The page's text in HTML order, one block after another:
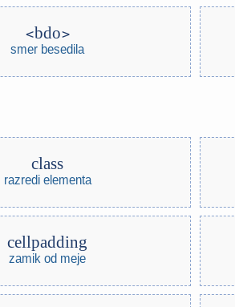
bdo
smer besedila
class
razredi elementa
cellpadding
zamik od meje